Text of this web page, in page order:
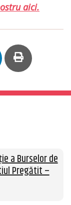
aici.
a Burselor de
Pregătit –